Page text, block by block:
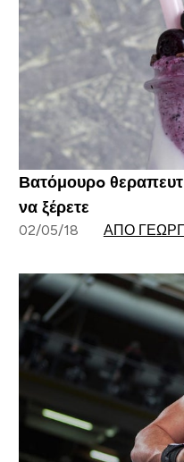
Βατόμουρo
να ξέρετε
02/05/18 ΑΠΌ